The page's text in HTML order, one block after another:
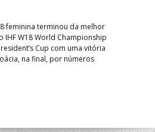
feminina terminou da melhor
W18 World Championship
Cup com uma vitória
na final, por números